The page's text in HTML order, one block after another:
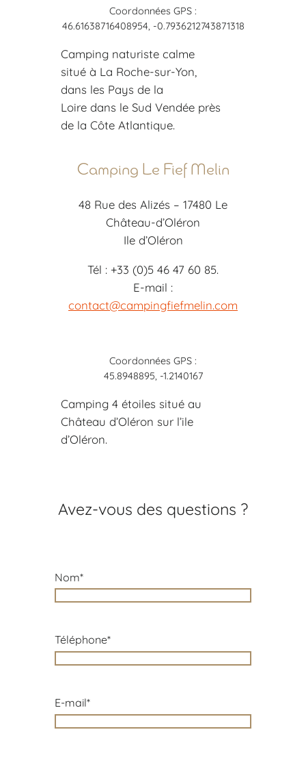
Coordonnées GPS :
46.61638716408954, -0.7936212743871318
Camping naturiste calme
situé à La Roche-sur-Yon,
dans les Pays de la
Loire dans le Sud Vendée près
de la Côte Atlantique.
Camping Le Fief Melin
48 Rue des Alizés – 17480 Le
Château-d’Oléron
Ile d’Oléron
Tél : +33 (0)5 46 47 60 85.
E-mail :
contact@campingfiefmelin.com
Coordonnées GPS :
45.8948895, -1.2140167
Camping 4 étoiles situé au
Château d’Oléron sur l’ile
d’Oléron.
Avez-vous des questions ?
Nom*
Téléphone*
E-mail*